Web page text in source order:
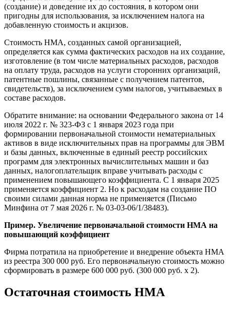
(создание) и доведение их до состояния, в котором они
пригодны для использования, за исключением налога на
добавленную стоимость и акцизов.
Стоимость НМА, созданных самой организацией,
определяется как сумма фактических расходов на их создание,
изготовление (в том числе материальных расходов, расходов
на оплату труда, расходов на услуги сторонних организаций,
патентные пошлины, связанные с получением патентов,
свидетельств), за исключением сумм налогов, учитываемых в
составе расходов.
Обратите внимание: на основании Федерального закона от 14
июля 2022 г. № 323-ФЗ с 1 января 2023 года при
формировании первоначальной стоимости нематериальных
активов в виде исключительных прав на программы для ЭВМ
и базы данных, включенные в единый реестр российских
программ для электронных вычислительных машин и баз
данных, налогоплательщик вправе учитывать расходы с
применением повышающего коэффициента. С 1 января 2025
применяется коэффициент 2. Но к расходам на создание ПО
своими силами данная норма не применяется (Письмо
Минфина от 7 мая 2026 г. № 03-03-06/1/38483).
Пример. Увеличение первоначальной стоимости НМА на
повышающий коэффициент
Фирма потратила на приобретение и внедрение объекта НМА
из реестра 300 000 руб. Его первоначальную стоимость можно
сформировать в размере 600 000 руб. (300 000 руб. х 2).
Остаточная стоимость НМА